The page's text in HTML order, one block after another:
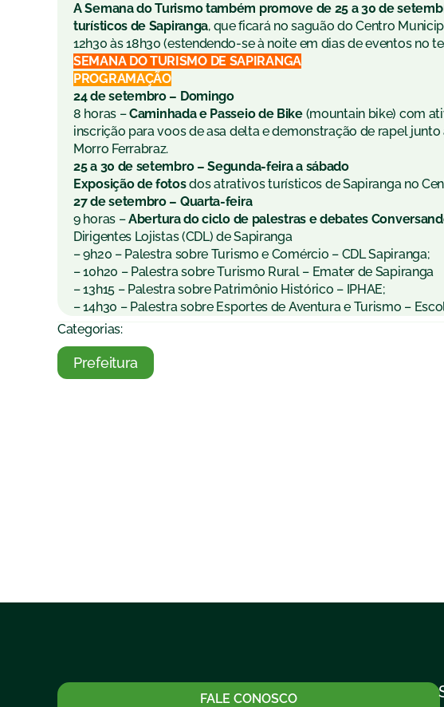
A Semana do Turismo também promove de 25 a 30 de
turísticos de Sapiranga, que ficará no saguão do Centro
12h30 às 18h30 (estendendo-se à noite em dias de eventos no
SEMANA DO TURISMO DE SAPIRANGA
PROGRAMAÇÃO
24 de setembro – Domingo
8 horas –Caminhada e Passeio de Bike(mountain bike) com
inscrição para voos de asa delta e demonstração de rapel
Morro Ferrabraz.
25 a 30 de setembro – Segunda-feira a sábado
Exposição de fotosdos atrativos turísticos de Sapiranga no
27 de setembro – Quarta-feira
9 horas –Abertura do ciclo de palestras e debates
Dirigentes Lojistas (CDL) de Sapiranga
– 9h20 – Palestra sobre Turismo e Comércio – CDL Sapiranga;
– 10h20 – Palestra sobre Turismo Rural – Emater de Sapiranga
– 13h15 – Palestra sobre Patrimônio Histórico – IPHAE;
– 14h30 – Palestra sobre Esportes de Aventura e Turismo –
Categorias:
Prefeitura
FALE CONOSCO